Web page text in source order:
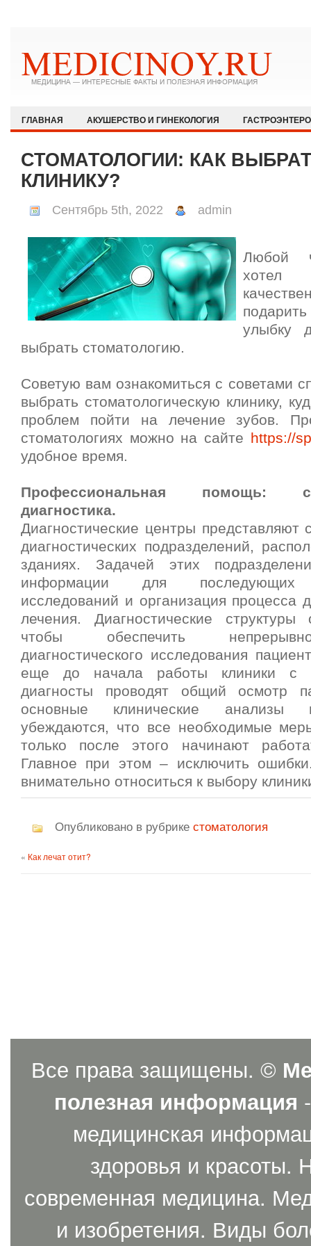
ГЛАВНАЯ АКУШЕРСТВО И ГИНЕКОЛОГИЯ
КАРДИОЛОГИЯ
МЕДИЦИНА И ОБЩЕСТВО
НЕВРОЛОГИЯ
РЕВМАТОЛОГИЯ И НЕФРОЛОГИЯ
ХИРУРГИЯ
ЭКСТРЕННАЯ МЕДИЦИНА ЭНДОКРИНОЛОГИЯ
СТОМАТОЛОГИИ: КАК
КЛИНИКУ?
Сентябрь 5th, 2022 admin
Любой
хотел
улыбку
выбрать стоматологию.
Советую вам ознакомиться с советами
выбрать стоматологическую клинику,
проблем пойти на лечение зубов.
стоматологиях можно на сайте https://
удобное время.
Профессиональная помощь:
диагностика.
Диагностические центры представляют
диагностических подразделений,
зданиях. Задачей этих
информации для последующих
исследований и организация процесса
лечения. Диагностические структуры
чтобы обеспечить
диагностического исследования
еще до начала работы клиники с
диагносты проводят общий осмотр
основные клинические анализы
убеждаются, что все необходимые
только после этого начинают
Главное при этом – исключить
внимательно относиться к выбору
Опубликовано в рубрике стоматология
« Как лечат отит?
Все права защищены. ©
полезная информация
медицинская
здоровья и красоты.
современная медицина.
и изобретения. Виды